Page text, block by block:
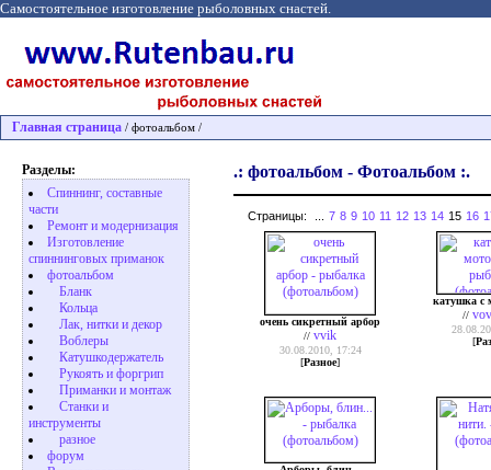
Самостоятельное изготовление рыболовных снастей.
Главная страница / фотоальбом /
Разделы:
Спиннинг, составные
части
Ремонт и модернизация
Изготовление
спиннинговых приманок
фотоальбом
Бланк
Кольца
Лак, нитки и декор
Воблеры
Катушкодержатель
Рукоять и форгрип
Приманки и монтаж
Станки и
инструменты
разное
форум
.: фотоальбом - Фотоальбом :.
Страницы: 7 8 9 10 11 12 13 14 15 16
очень сикретный арбор
// vvik
30.08.2010, 17:24
[Разное]
катушка с
//
[